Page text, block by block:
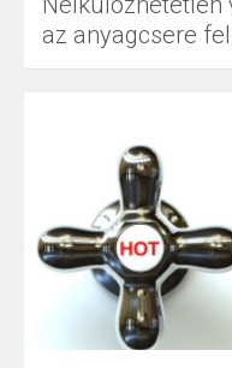
az anyagcsere